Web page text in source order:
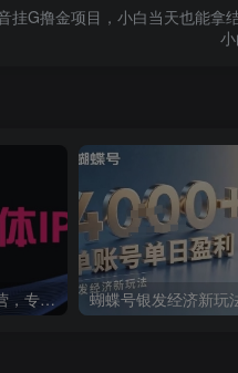
挂G撸金项目，小白当天也能拿
2025治愈自媒体IP训练营，专为疗愈领域从业者打造